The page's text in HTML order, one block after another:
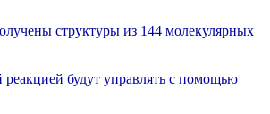
структуры из 144 молекулярных
будут управлять с помощью